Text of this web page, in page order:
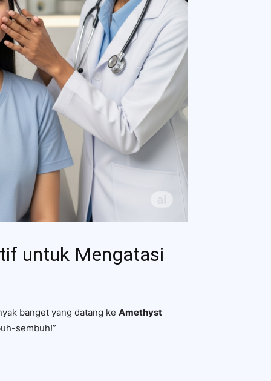
untuk Mengatasi
banget yang datang ke Amethyst
sembuh!”